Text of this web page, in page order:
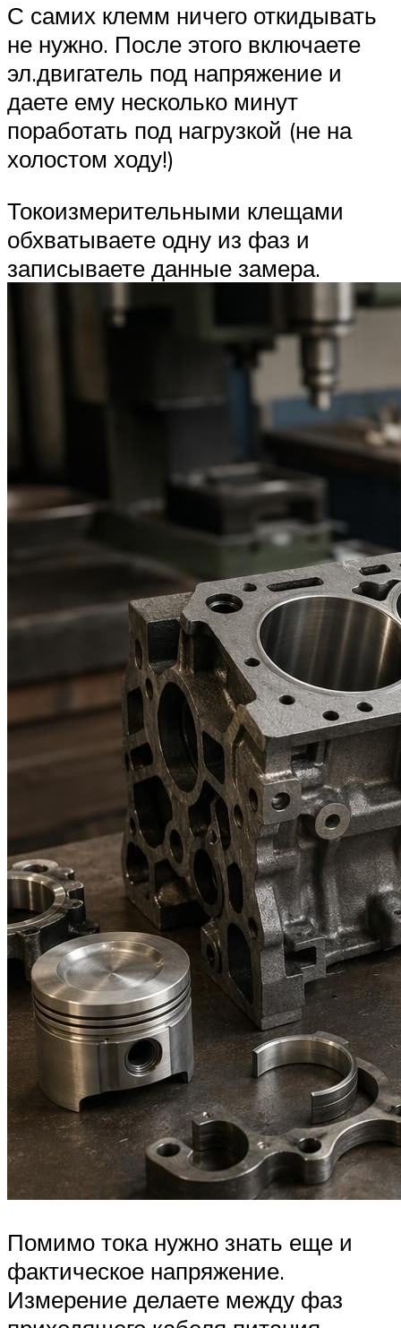
С самих клемм ничего откидывать
не нужно. После этого включаете
эл.двигатель под напряжение и
даете ему несколько минут
поработать под нагрузкой (не на
холостом ходу!)
Токоизмерительными клещами
обхватываете одну из фаз и
записываете данные замера.
Помимо тока нужно знать еще и
фактическое напряжение.
Измерение делаете между фаз